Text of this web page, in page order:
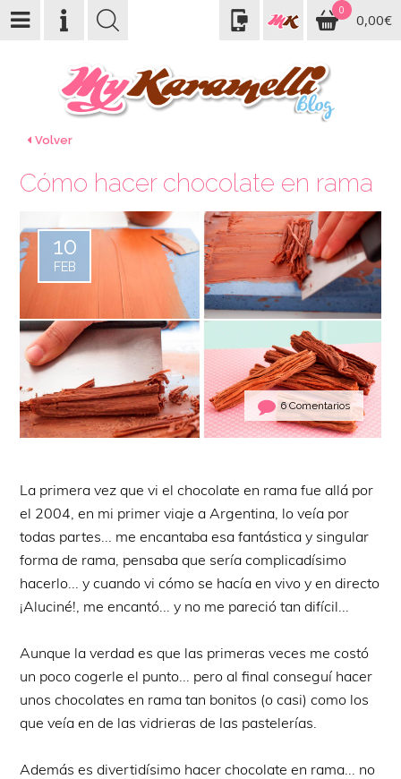
0
0,00€
Volver
Cómo hacer chocolate en rama
10
FEB
6 Comentarios
La primera vez que vi el chocolate en rama fue allá por
el 2004, en mi primer viaje a Argentina, lo veía por
todas partes... me encantaba esa fantástica y singular
forma de rama, pensaba que sería complicadísimo
hacerlo... y cuando vi cómo se hacía en vivo y en directo
¡Aluciné!, me encantó... y no me pareció tan difícil...
Aunque la verdad es que las primeras veces me costó
un poco cogerle el punto... pero al final conseguí hacer
unos chocolates en rama tan bonitos (o casi) como los
que veía en de las vidrieras de las pastelerías.
Además es divertidísimo hacer chocolate en rama... no